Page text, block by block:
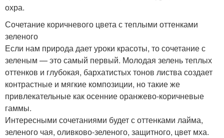
охра.
Сочетание коричневого цвета с теплыми оттенками
зеленого
Если нам природа дает уроки красоты, то сочетание с
зеленым — это самый первый. Молодая зелень теплых
оттенков и глубокая, бархатистых тонов листва создает
контрастные и мягкие композиции, но такие же
привлекательные как осенние оранжево-коричневые
гаммы.
Интересными сочетаниями будет с оттенками лайма,
зеленого чая, оливково-зеленого, защитного, цвет мха.